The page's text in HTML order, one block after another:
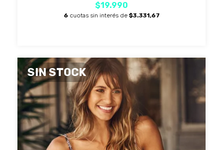
$19.990
6 cuotas sin interés de $3.331,67
SIN STOCK